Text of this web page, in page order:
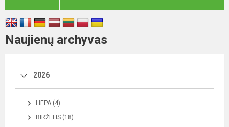
Naujienų archyvas
2026
LIEPA (4)
BIRŽELIS (18)